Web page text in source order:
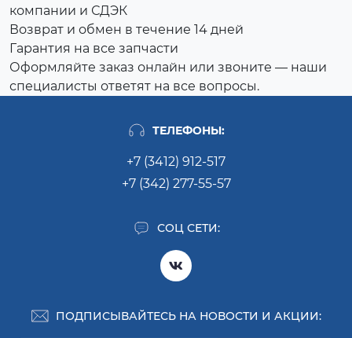
компании и СДЭК
Возврат и обмен в течение 14 дней
Гарантия на все запчасти
Оформляйте заказ онлайн или звоните — наши
специалисты ответят на все вопросы.
ТЕЛЕФОНЫ:
+7 (3412) 912-517
+7 (342) 277-55-57
СОЦ СЕТИ:
ПОДПИСЫВАЙТЕСЬ НА НОВОСТИ И АКЦИИ: